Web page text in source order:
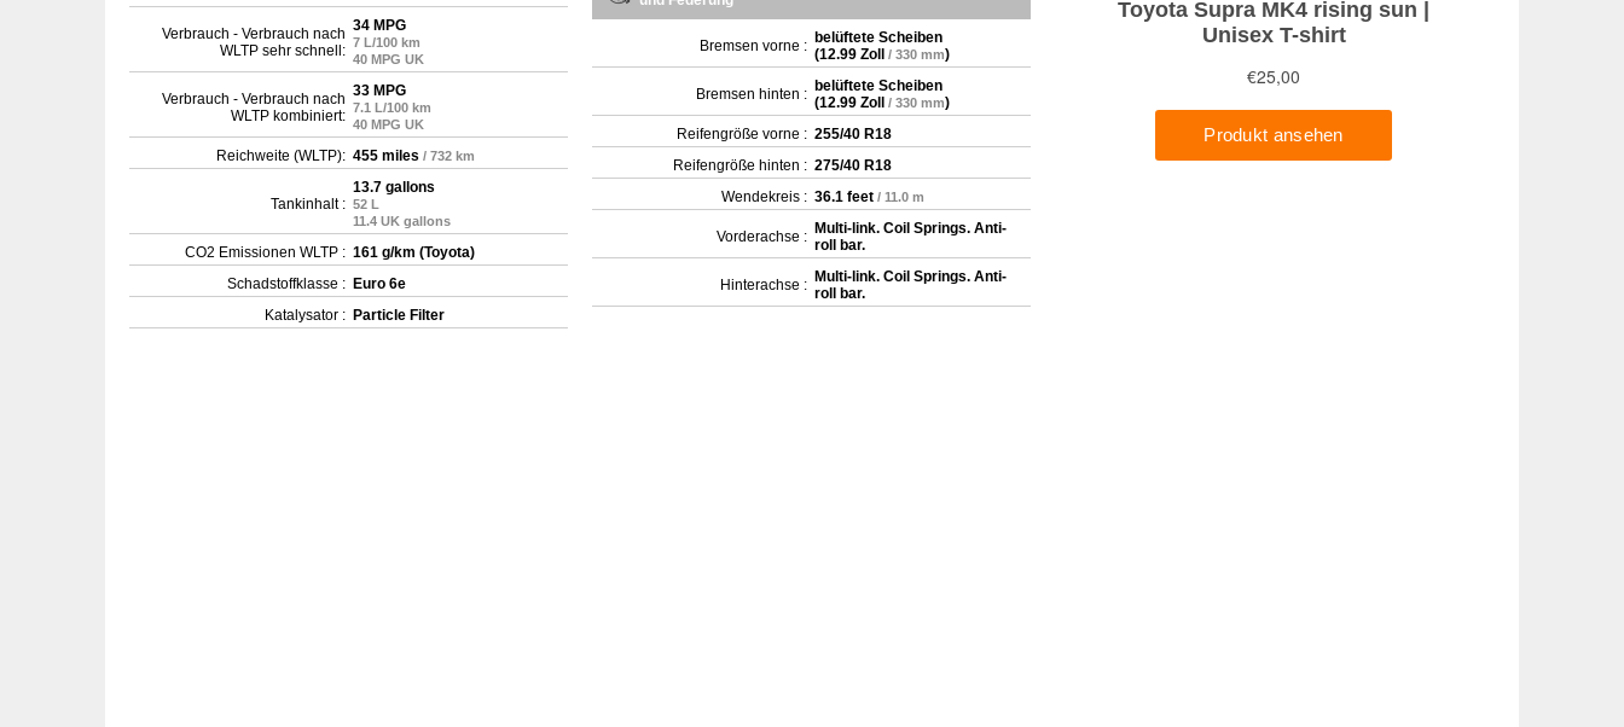
Verbrauch - Verbrauch nach
WLTP sehr schnell:
34 MPG
7 L/100 km
40 MPG UK
Verbrauch - Verbrauch nach
WLTP kombiniert:
33 MPG
7.1 L/100 km
40 MPG UK
Reichweite (WLTP): 455 miles / 732 km
Tankinhalt :
13.7 gallons
52 L
11.4 UK gallons
CO2 Emissionen WLTP : 161 g/km (Toyota)
Schadstoffklasse : Euro 6e
Katalysator : Particle Filter
Bremsen vorne : belüftete Scheiben
(12.99 Zoll / 330 mm)
Bremsen hinten : belüftete Scheiben
(12.99 Zoll / 330 mm)
Reifengröße vorne : 255/40 R18
Reifengröße hinten : 275/40 R18
Wendekreis : 36.1 feet / 11.0 m
Vorderachse : Multi-link. Coil Springs. Anti-
roll bar.
Hinterachse : Multi-link. Coil Springs. Anti-
roll bar.